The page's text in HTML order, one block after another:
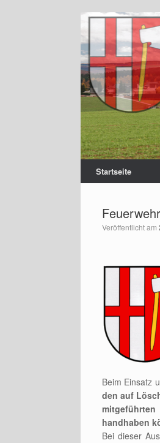
Startseite
Veröffentlicht am
Beim Einsatz
den auf
handhaben
Bei dieser